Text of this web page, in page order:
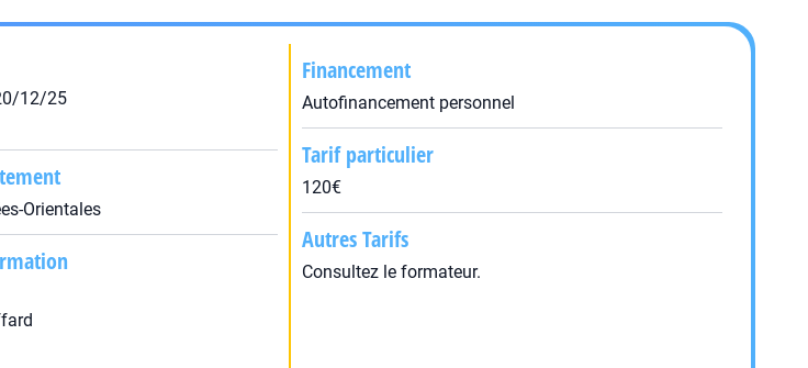
12/25
Orientales
Financement
Autofinancement personnel
Tarif particulier
120€
Autres Tarifs
Consultez le formateur.